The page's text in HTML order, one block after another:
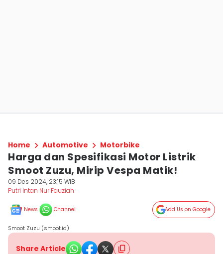
Home Automotive Motorbike
Harga dan Spesifikasi Motor Listrik
Smoot Zuzu, Mirip Vespa Matik!
09 Des 2024, 23:15 WIB
Putri Intan Nur Fauziah
News Channel Add Us on Google
Smoot Zuzu (smoot.id)
Share Article